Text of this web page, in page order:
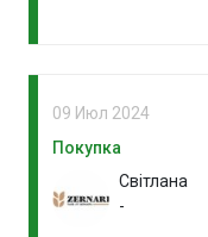
09 Июл 2024
Покупка
Світлана
-